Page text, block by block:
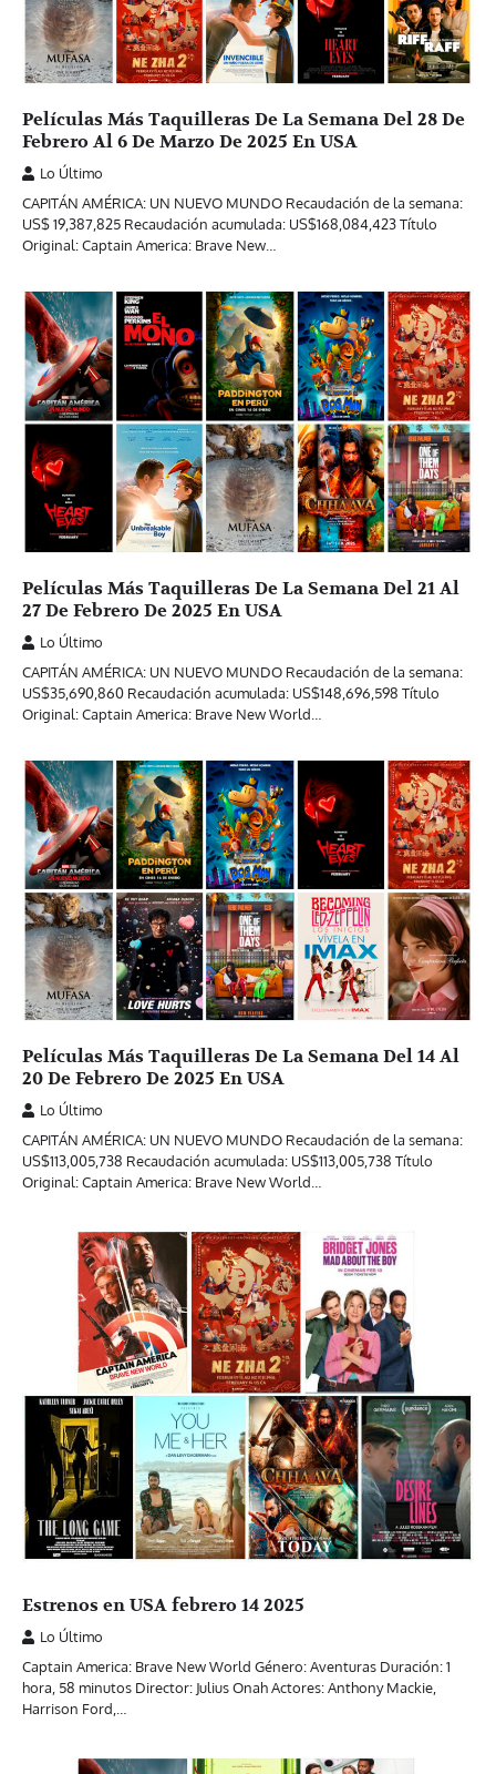
Películas Más Taquilleras De La Semana Del 28 De
Febrero Al 6 De Marzo De 2025 En USA
Lo Último
CAPITÁN AMÉRICA: UN NUEVO MUNDO Recaudación de la semana:
US$ 19,387,825 Recaudación acumulada: US$168,084,423 Título
Original: Captain America: Brave New…
Películas Más Taquilleras De La Semana Del 21 Al
27 De Febrero De 2025 En USA
Lo Último
CAPITÁN AMÉRICA: UN NUEVO MUNDO Recaudación de la semana:
US$35,690,860 Recaudación acumulada: US$148,696,598 Título
Original: Captain America: Brave New World…
Películas Más Taquilleras De La Semana Del 14 Al
20 De Febrero De 2025 En USA
Lo Último
CAPITÁN AMÉRICA: UN NUEVO MUNDO Recaudación de la semana:
US$113,005,738 Recaudación acumulada: US$113,005,738 Título
Original: Captain America: Brave New World…
Estrenos en USA febrero 14 2025
Lo Último
Captain America: Brave New World Género: Aventuras Duración: 1
hora, 58 minutos Director: Julius Onah Actores: Anthony Mackie,
Harrison Ford,…